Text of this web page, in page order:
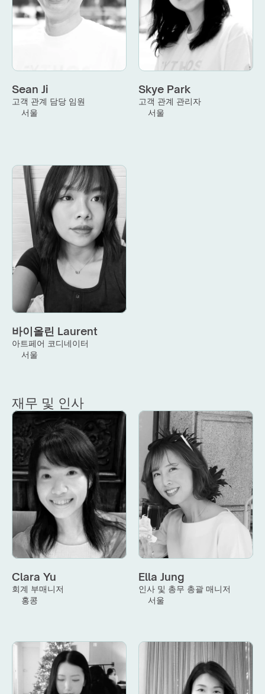
Sean Ji
고객 관계 담당 임원
서울
Skye Park
고객 관계 관리자
서울
바이올린 Laurent
아트페어 코디네이터
서울
재무 및 인사
Clara Yu
회계 부매니저
홍콩
Ella Jung
인사 및 총무 총괄 매니저
서울